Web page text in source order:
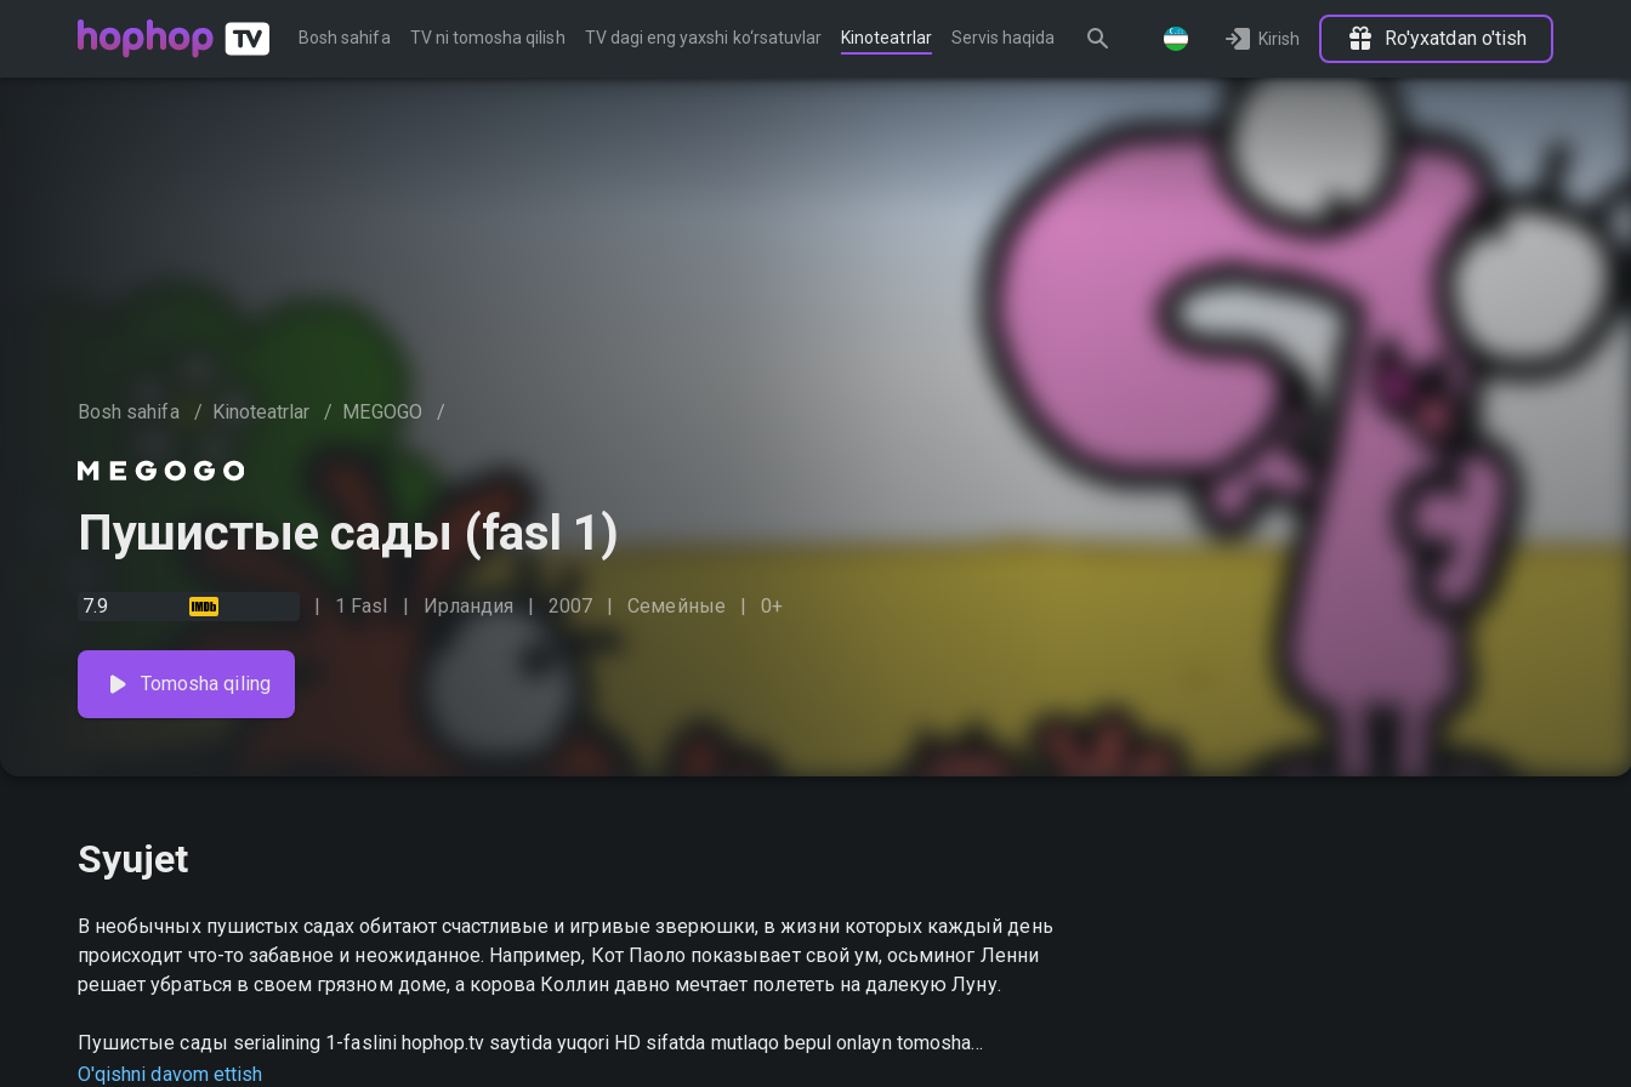
Bosh sahifa TV ni tomosha qilish TV dagi eng yaxshi ko‘rsatuvlar Kinoteatrlar Servis haqida Kirish Ro'yxatdan o'tish
Bosh sahifa / Kinoteatrlar / MEGOGO /
Пушистые сады (fasl 1)
7.9 1 Fasl Ирландия 2007 Семейные 0+
Tomosha qiling
Syujet
В необычных пушистых садах обитают счастливые и игривые зверюшки, в жизни которых каждый день
происходит что-то забавное и неожиданное. Например, Кот Паоло показывает свой ум, осьминог Ленни
решает убраться в своем грязном доме, а корова Коллин давно мечтает полететь на далекую Луну.
Пушистые сады serialining 1-faslini hophop.tv saytida yuqori HD sifatda mutlaqo bepul onlayn tomosha
qilishingiz mumkin
O'qishni davom ettish